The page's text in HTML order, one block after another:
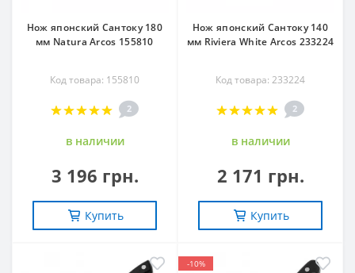
Нож японский Сантоку 180
мм Natura Arcos 155810
Код товара: 155810
2
в наличии
3 196 грн.
Купить
Нож японский Сантоку 140
мм Riviera White Arcos 233224
Код товара: 233224
2
в наличии
2 171 грн.
Купить
-10%